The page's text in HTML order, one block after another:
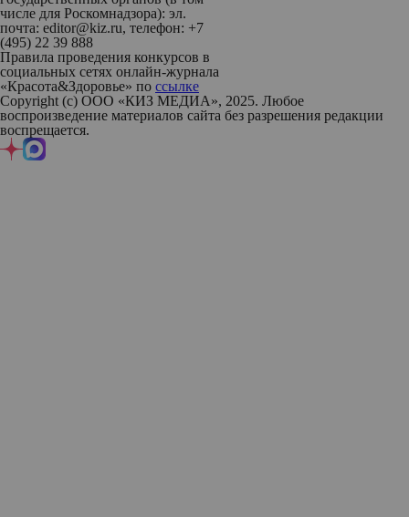
числе для Роскомнадзора): эл.
почта: editor@kiz.ru, телефон: +7
(495) 22 39 888
Правила проведения конкурсов в
социальных сетях онлайн-журнала
«Красота&Здоровье» по ссылке
Copyright (с) ООО «КИЗ МЕДИА», 2025. Любое
воспроизведение материалов сайта без разрешения редакции
воспрещается.